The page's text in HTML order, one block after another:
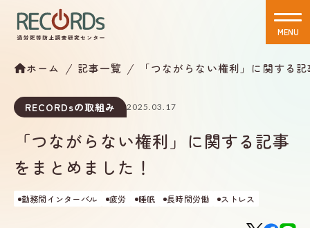
MENU
ホーム 記事一覧 「つながらない権利」に関する
RECORDsの取組み 2025.03.17
「つながらない権利」に関する記事
をまとめました！
勤務間インターバル 疲労 睡眠 長時間労働 ストレス